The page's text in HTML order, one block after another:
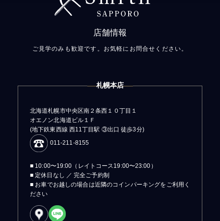
店舗情報
ご見学のみも歓迎です。お気軽にお問合せください。
札幌本店
北海道札幌市中央区南２条西１０丁目１
オエノン北海道ビル１Ｆ
(地下鉄東西線 西11丁目駅 ③出口 徒歩3分)
011-211-8155
■ 10:00〜19:00（レイトコース19:00〜23:00）
■ 定休日なし ／ 完全ご予約制
■ お車でお越しの場合は近隣のコインパーキングをご利用く
ださい